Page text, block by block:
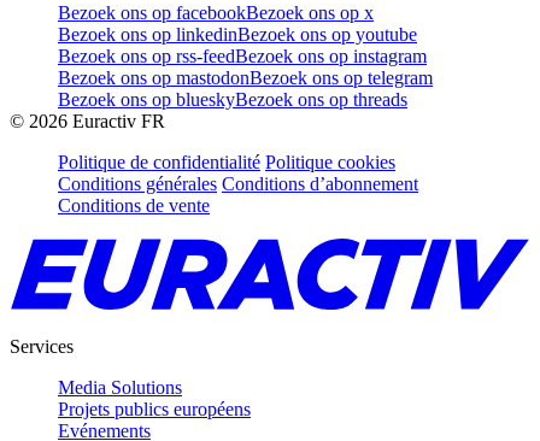
Bezoek ons op facebookBezoek ons op x
Bezoek ons op linkedinBezoek ons op youtube
Bezoek ons op rss-feedBezoek ons op instagram
Bezoek ons op mastodonBezoek ons op telegram
Bezoek ons op blueskyBezoek ons op threads
© 2026 Euractiv FR
Politique de confidentialité Politique cookies
Conditions générales Conditions d’abonnement
Conditions de vente
Services
Media Solutions
Projets publics européens
Evénements